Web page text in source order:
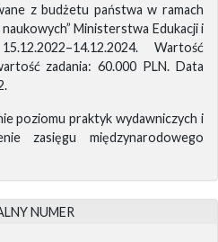
z budżetu państwa w ramach
Ministerstwa Edukacji i
Wartość
zadania: 60.000 PLN. Data
poziomu praktyk wydawniczych i
zasięgu międzynarodowego
NUMER